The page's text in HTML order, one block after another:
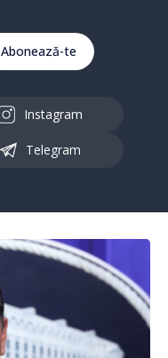
Abonează-te
Instagram
Telegram